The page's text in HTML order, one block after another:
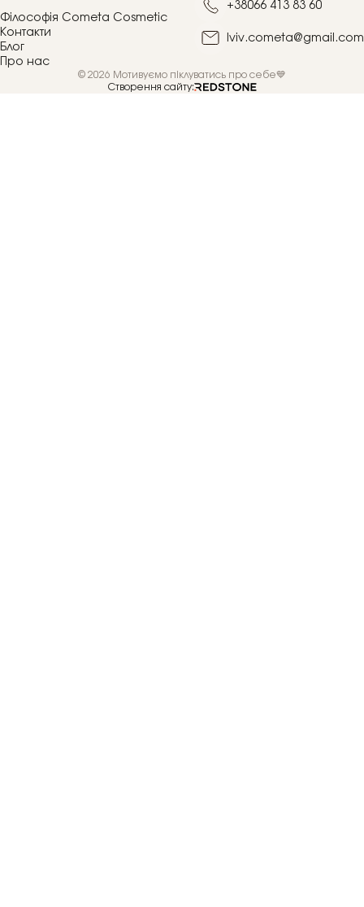
Філософія Cometa Cosmetic
Контакти
Блог
Про нас
+38066 413 83 60
lviv.cometa@gmail.com
© 2026 Мотивуємо піклуватись про себе💙
Створення сайту: